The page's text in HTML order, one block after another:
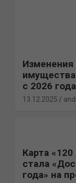
имущества
с 2026 года
13.12.2025
Карта
стала
года» на